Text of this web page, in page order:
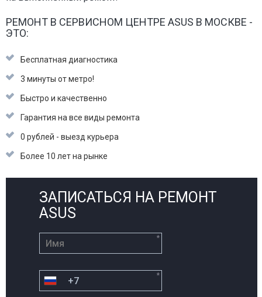
РЕМОНТ В СЕРВИСНОМ ЦЕНТРЕ ASUS В МОСКВЕ -
ЭТО:
Бесплатная диагностика
3 минуты от метро!
Быстро и качественно
Гарантия на все виды ремонта
0 рублей - выезд курьера
Более 10 лет на рынке
ЗАПИСАТЬСЯ НА РЕМОНТ
ASUS
*
*